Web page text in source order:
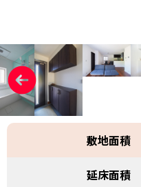
敷地面積
延床面積